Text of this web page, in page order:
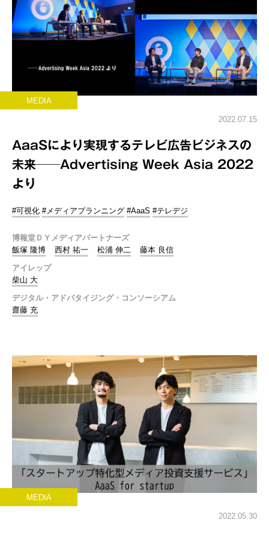
MEDIA
2022.07.15
AaaSにより実現するテレビ広告ビジネスの
未来──Advertising Week Asia 2022
より
#可視化 #メディアプランニング #AaaS #テレデジ
博報堂ＤＹメディアパートナーズ
飯塚 隆博
西村 祐一 松浦 伸二
藤本 良信
アイレップ
柴山 大
デジタル・アドバタイジング・コンソーシアム
齋藤 充
MEDIA
2022.05.30